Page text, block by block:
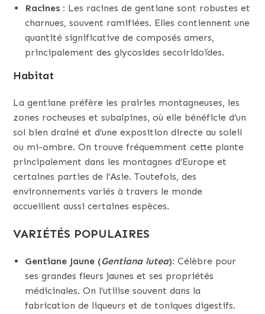
Racines : Les racines de gentiane sont robustes et
charnues, souvent ramifiées. Elles contiennent une
quantité significative de composés amers,
principalement des glycosides secoiridoïdes.
Habitat
La gentiane préfère les prairies montagneuses, les
zones rocheuses et subalpines, où elle bénéficie d’un
sol bien drainé et d’une exposition directe au soleil
ou mi-ombre. On trouve fréquemment cette plante
principalement dans les montagnes d’Europe et
certaines parties de l’Asie. Toutefois, des
environnements variés à travers le monde
accueillent aussi certaines espèces.
VARIÉTÉS POPULAIRES
Gentiane Jaune (Gentiana lutea): Célèbre pour
ses grandes fleurs jaunes et ses propriétés
médicinales. On l’utilise souvent dans la
fabrication de liqueurs et de toniques digestifs.